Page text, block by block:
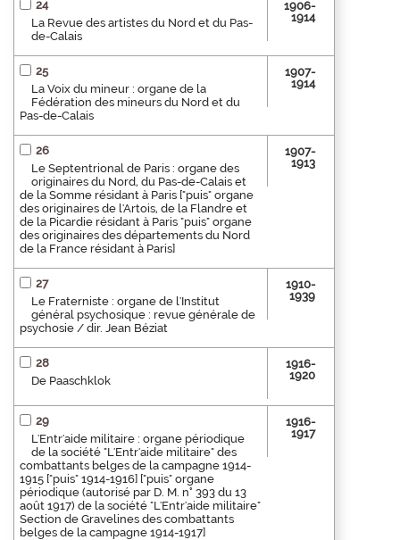
24
La Revue des artistes du Nord et du Pas-
de-Calais
1906-
1914
25
La Voix du mineur : organe de la
Fédération des mineurs du Nord et du
Pas-de-Calais
1907-
1914
26
Le Septentrional de Paris : organe des
originaires du Nord, du Pas-de-Calais et
de la Somme résidant à Paris ["puis" organe
des originaires de l'Artois, de la Flandre et
de la Picardie résidant à Paris "puis" organe
des originaires des départements du Nord
de la France résidant à Paris]
1907-
1913
27
Le Fraterniste : organe de l'Institut
général psychosique : revue générale de
psychosie / dir. Jean Béziat
1910-
1939
28
De Paaschklok
1916-
1920
29
L'Entr'aide militaire : organe périodique
de la société "L'Entr'aide militaire" des
combattants belges de la campagne 1914-
1915 ["puis" 1914-1916] ["puis" organe
périodique (autorisé par D. M. n° 393 du 13
août 1917) de la société "L'Entr'aide militaire"
Section de Gravelines des combattants
belges de la campagne 1914-1917]
1916-
1917